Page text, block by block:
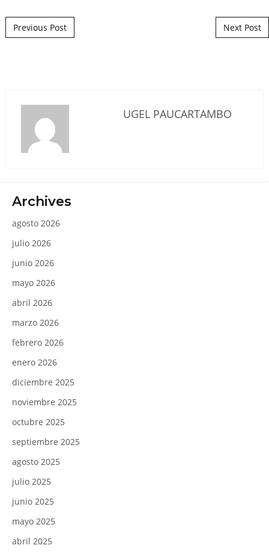
Post navigation
Previous Post Next Post
UGEL PAUCARTAMBO
Archives
agosto 2026
julio 2026
junio 2026
mayo 2026
abril 2026
marzo 2026
febrero 2026
enero 2026
diciembre 2025
noviembre 2025
octubre 2025
septiembre 2025
agosto 2025
julio 2025
junio 2025
mayo 2025
abril 2025